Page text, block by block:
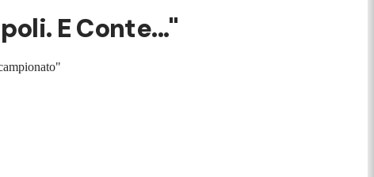
E Conte..."